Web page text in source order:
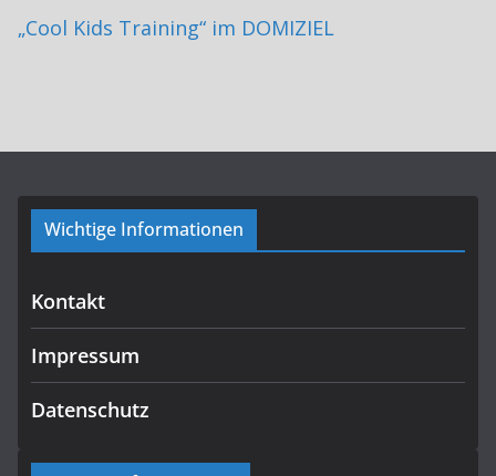
„Cool Kids Training“ im DOMIZIEL
Wichtige Informationen
Kontakt
Impressum
Datenschutz